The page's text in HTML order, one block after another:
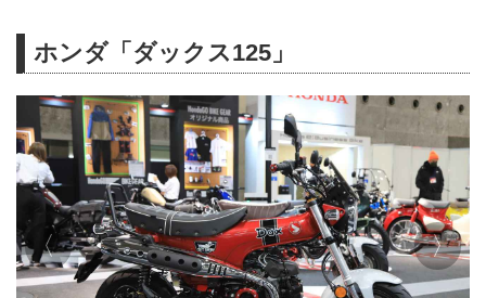
ホンダ「ダックス125」